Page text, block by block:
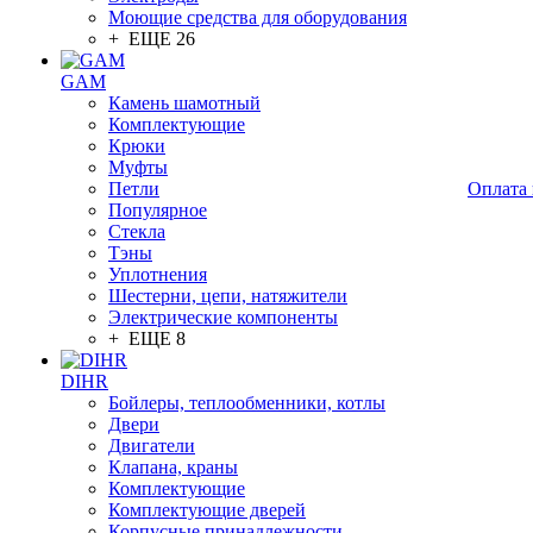
Моющие средства для оборудования
+ ЕЩЕ 26
GAM
Камень шамотный
Комплектующие
Крюки
Муфты
Петли
Популярное
Стекла
Тэны
Уплотнения
Шестерни, цепи, натяжители
Электрические компоненты
+ ЕЩЕ 8
DIHR
Бойлеры, теплообменники, котлы
Двери
Двигатели
Клапана, краны
Комплектующие
Комплектующие дверей
Оплата